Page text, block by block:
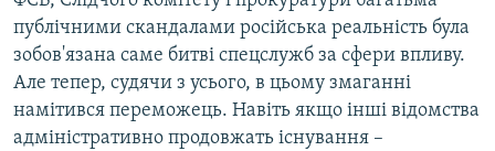
публічними скандалами російська реальність була
зобов'язана саме битві спецслужб за сфери впливу.
Але тепер, судячи з усього, в цьому змаганні
намітився переможець. Навіть якщо інші відомства
адміністративно продовжать існування –